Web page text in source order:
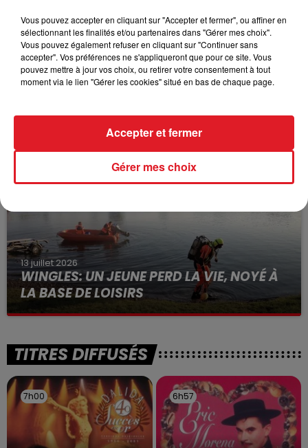
VOLONTAIRE EN COURS, APRÈS LA...
Selon les premiers éléments, le logement servait
à des prostituées
13 juillet 2026
WINGLES: UN JEUNE PERD LA VIE, NOYÉ À
LA BASE DE LOISIRS
La victime a coulé à pic
TITRES DIFFUSÉS
7h00
7h00 6h57
6h57
Vous pouvez accepter en cliquant sur "Accepter et fermer", ou affiner en
sélectionnant les finalités et/ou partenaires dans "Gérer mes choix".
Vous pouvez également refuser en cliquant sur "Continuer sans
accepter". Vos préférences ne s'appliqueront que pour ce site. Vous
pouvez mettre à jour vos choix, ou retirer votre consentement à tout
moment via le lien "Gérer les cookies" situé en bas de chaque page.
Gérer mes choix
Accepter et fermer